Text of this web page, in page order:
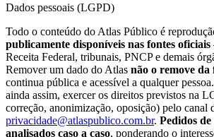
Dados pessoais (LGPD)
Todo o conteúdo do Atlas Público é
publicamente disponíveis nas fontes oficiais
Receita Federal, tribunais, PNCP e demais
Remover um dado do Atlas não o remove da
continua pública e acessível a qualquer
ainda assim, exercer os direitos previstos na
correção, anonimização, oposição) pelo canal
privacidade@atlaspublico.com.br. Pedidos
analisados caso a caso, ponderando o